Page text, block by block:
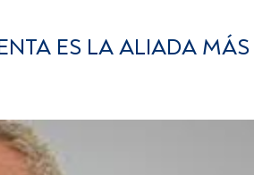
ES LA ALIADA MÁS